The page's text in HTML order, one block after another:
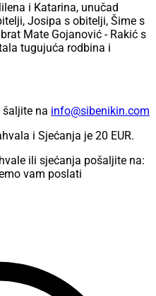
i Katarina, unučad
Josipa s obitelji, Šime s
Mate Gojanović - Rakić s
tugujuća rodbina i
na info@sibenikin.com
i Sjećanja je 20 EUR.
ili sjećanja pošaljite na:
vam poslati